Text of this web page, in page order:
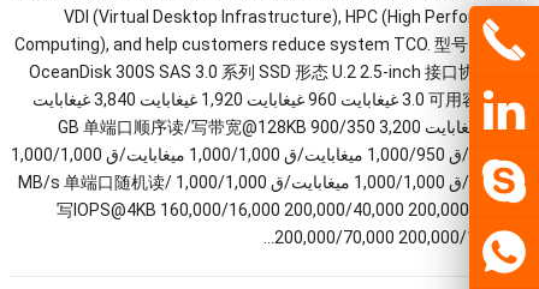
VDI (Virtual Desktop Infrastructure), HPC (High Performance
Computing),and help customers reduce system TCO .型号 Huawei
OceanDisk 300S SAS 3.0 系列 SSD 形态 U.2 2.5-inch 接口协议 SAS
3.0可用容量
480 غيغابايت 960 غيغابايت 1,920 غيغابايت 3,840 غيغابايت
7,680 غيغابايت 3,200
GB 单端口顺序读/写带宽@128KB 900/350
ميغابايت/ق 1,000/950 ميغابايت/ق 1,000/1,000 ميغابايت/ق 1,000/1,000
ميغابايت/ق 1,000/1,000 ميغابايت/ق 1,000/1,000
MB/s 单端口随机读/
写IOPS@4KB 160,000/16,000 200,000/40,000 200,000/70,000
200,000/70,000 200,000/100,000…